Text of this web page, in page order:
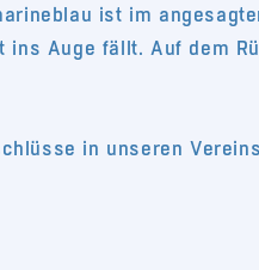
ist im
Auge fällt. Auf dem
in unseren